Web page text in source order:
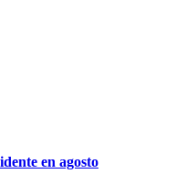
en agosto